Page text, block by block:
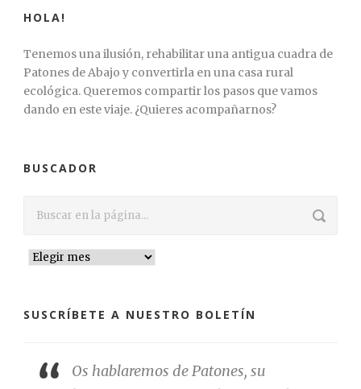
HOLA!
Tenemos una ilusión, rehabilitar una antigua cuadra de
Patones de Abajo y convertirla en una casa rural
ecológica. Queremos compartir los pasos que vamos
dando en este viaje. ¿Quieres acompañarnos?
BUSCADOR
SUSCRÍBETE A NUESTRO BOLETÍN
Os hablaremos de Patones, su